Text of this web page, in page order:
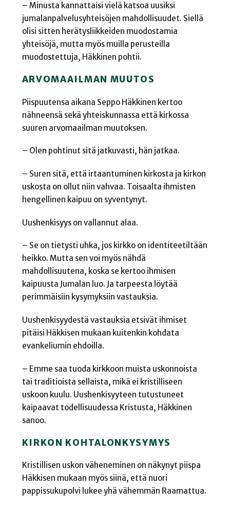
– Minusta kannattaisi vielä katsoa uusiksi
jumalanpalvelusyhteisöjen mahdollisuudet. Siellä
olisi sitten herätysliikkeiden muodostamia
yhteisöjä, mutta myös muilla perusteilla
muodostettuja, Häkkinen pohtii.
ARVOMAAILMAN MUUTOS
Piispuutensa aikana Seppo Häkkinen kertoo
nähneensä sekä yhteiskunnassa että kirkossa
suuren arvomaailman muutoksen.
– Olen pohtinut sitä jatkuvasti, hän jatkaa.
– Suren sitä, että irtaantuminen kirkosta ja kirkon
uskosta on ollut niin vahvaa. Toisaalta ihmisten
hengellinen kaipuu on syventynyt.
Uushenkisyys on vallannut alaa.
– Se on tietysti uhka, jos kirkko on identiteetiltään
heikko. Mutta sen voi myös nähdä
mahdollisuutena, koska se kertoo ihmisen
kaipuusta Jumalan luo. Ja tarpeesta löytää
perimmäisiin kysymyksiin vastauksia.
Uushenkisyydestä vastauksia etsivät ihmiset
pitäisi Häkkisen mukaan kuitenkin kohdata
evankeliumin ehdoilla.
– Emme saa tuoda kirkkoon muista uskonnoista
tai traditioista sellaista, mikä ei kristilliseen
uskoon kuulu. Uushenkisyyteen tutustuneet
kaipaavat todellisuudessa Kristusta, Häkkinen
sanoo.
KIRKON KOHTALONKYSYMYS
Kristillisen uskon väheneminen on näkynyt piispa
Häkkisen mukaan myös siinä, että nuori
pappissukupolvi lukee yhä vähemmän Raamattua.